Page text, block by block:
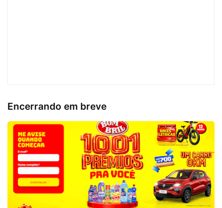
Encerrando em breve